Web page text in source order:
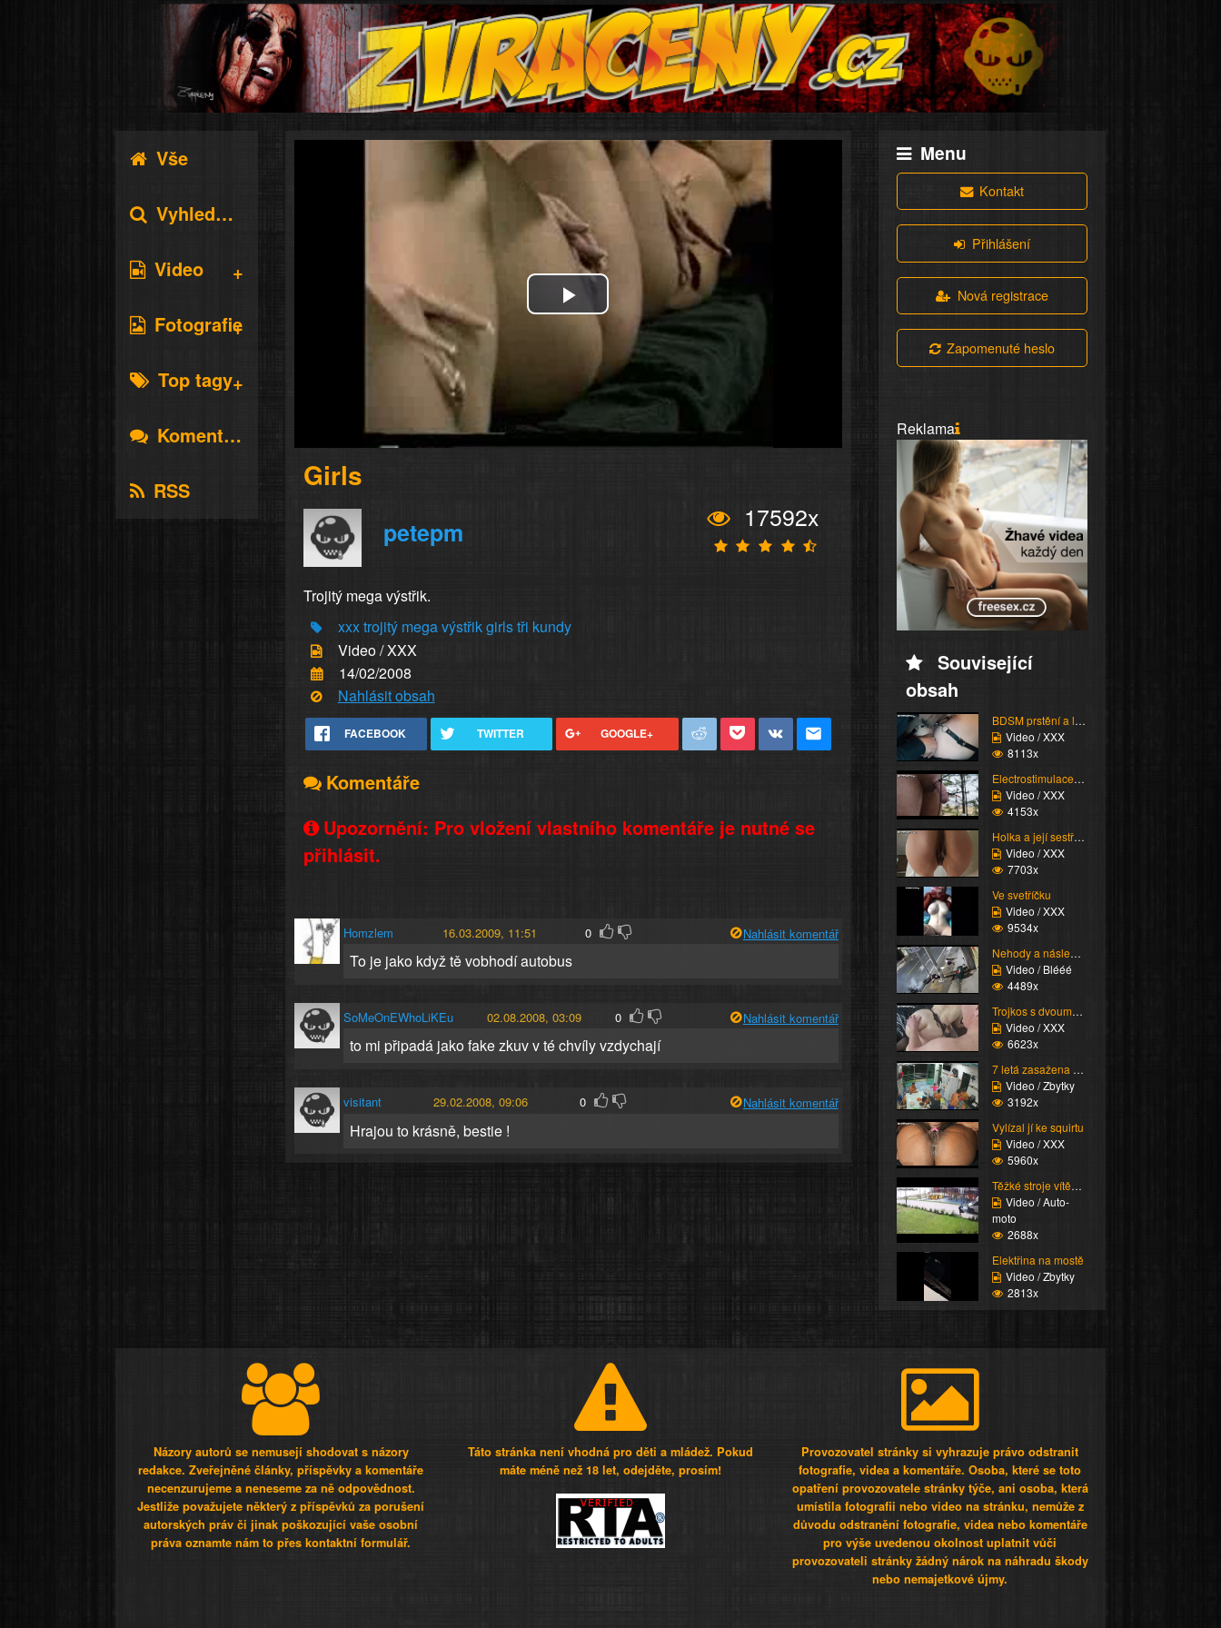
Vše
Vyhledávání
Video
Fotografie
Top tagy
Komentáře
RSS
Play
Video
Girls
petepm
17592x
Trojitý mega výstřik.
xxxtrojitý megavýstřikgirlstři kundy
Video / XXX
14/02/2008
Nahlásit obsah
FACEBOOK TWITTER GOOGLE+
Komentáře
Upozornění: Pro vložení vlastního komentáře je nutné se
přihlásit.
Homzlem 16.03.2009, 11:51 0 Nahlásit komentář
To je jako když tě vobhodí autobus
SoMeOnEWhoLiKEu 02.08.2008, 03:09 0 Nahlásit komentář
to mi připadá jako fake zkuv v té chvíly vzdychají
visitant 29.02.2008, 09:06 0 Nahlásit komentář
Hrajou to krásně, bestie !
Menu
Kontakt
Přihlášení
Nová registrace
Zapomenuté heslo
Reklama
Související
obsah
BDSM prstění a lízání ...
Video / XXX
8113x
Electrostimulace pinďo...
Video / XXX
4153x
Holka a její sestřih c...
Video / XXX
7703x
Ve svetříčku
Video / XXX
9534x
Nehody a následky (Bes...
Video / Blééé
4489x
Trojkos s dvouma kurva...
Video / XXX
6623x
7 letá zasažena proude...
Video / Zbytky
3192x
Vylízal jí ke squirtu
Video / XXX
5960x
Těžké stroje vítězí (K...
Video / Auto-
moto
2688x
Elektřina na mostě
Video / Zbytky
2813x
Názory autorů se nemusejí shodovat s názory
redakce. Zveřejněné články, příspěvky a komentáře
necenzurujeme a neneseme za ně odpovědnost.
Jestliže považujete některý z příspěvků za porušení
autorských práv či jinak poškozující vaše osobní
práva oznamte nám to přes kontaktní formulář.
Táto stránka není vhodná pro děti a mládež. Pokud
máte méně než 18 let, odejděte, prosím!
Provozovatel stránky si vyhrazuje právo odstranit
fotografie, videa a komentáře. Osoba, které se toto
opatření provozovatele stránky týče, ani osoba, která
umístila fotografii nebo video na stránku, nemůže z
důvodu odstranění fotografie, videa nebo komentáře
pro výše uvedenou okolnost uplatnit vůči
provozovateli stránky žádný nárok na náhradu škody
nebo nemajetkové újmy.